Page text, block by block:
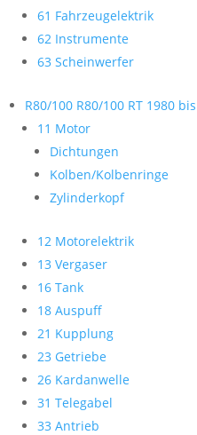
61 Fahrzeugelektrik
62 Instrumente
63 Scheinwerfer
R80/100 R80/100 RT 1980
11 Motor
Dichtungen
Kolben/Kolbenringe
Zylinderkopf
12 Motorelektrik
13 Vergaser
16 Tank
18 Auspuff
21 Kupplung
23 Getriebe
26 Kardanwelle
31 Telegabel
33 Antrieb